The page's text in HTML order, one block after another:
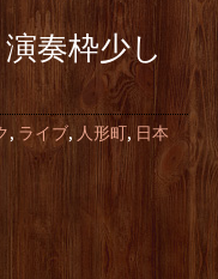
奏枠少し
, ライブ, 人形町, 日本